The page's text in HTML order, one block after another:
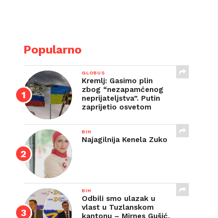
Popularno
GLOBUS
Kremlj: Gasimo plin
zbog “nezapamćenog
neprijateljstva”. Putin
zaprijetio osvetom
BIH
Najagilnija Kenela Zuko
BIH
Odbili smo ulazak u
vlast u Tuzlanskom
kantonu – Mirnes Gušić,